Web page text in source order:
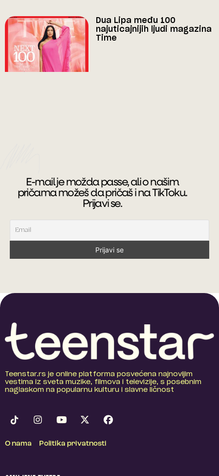
Dua Lipa među 100
najuticajnijih ljudi magazina
Time
E-mail je možda passe, ali o našim
pričama možeš da pričaš i na TikToku.
Prijavi se.
Teenstar.rs je online platforma posvećena najnovijim
vestima iz sveta muzike, filmova i televizije, s posebnim
naglaskom na popularnu kulturu i slavne ličnost
O nama Politika privatnosti